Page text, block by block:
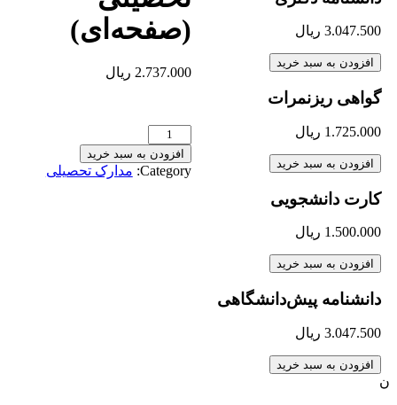
(صفحه‌ای)
2.737.000 ریال
افزودن به سبد خرید
Category: مدارک تحصیلی
ریال
به سبد خرید
ریز‌نمرات
ریال
به سبد خرید
دانشجویی
ریال
به سبد خرید
پیش‌دانشگاهی
ریال
به سبد خرید